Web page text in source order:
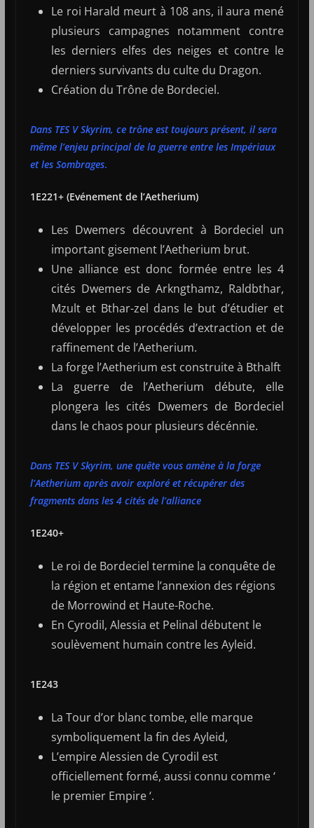
Le roi Harald meurt à 108 ans, il aura mené
plusieurs campagnes notamment contre
les derniers elfes des neiges et contre le
derniers survivants du culte du Dragon.
Création du Trône de Bordeciel.
Dans TES V Skyrim, ce trône est toujours présent, il sera
même l’enjeu principal de la guerre entre les Impériaux
et les Sombrages.
1E221+ (Evénement de l’Aetherium)
Les Dwemers découvrent à Bordeciel un
important gisement l’Aetherium brut.
Une alliance est donc formée entre les 4
cités Dwemers de Arkngthamz, Raldbthar,
Mzult et Bthar-zel dans le but d’étudier et
développer les procédés d’extraction et de
raffinement de l’Aetherium.
La forge l’Aetherium est construite à Bthalft
La guerre de l’Aetherium débute, elle
plongera les cités Dwemers de Bordeciel
dans le chaos pour plusieurs décénnie.
Dans TES V Skyrim, une quête vous amène à la forge
l’Aetherium après avoir exploré et récupérer des
fragments dans les 4 cités de l’alliance
1E240+
Le roi de Bordeciel termine la conquête de
la région et entame l’annexion des régions
de Morrowind et Haute-Roche.
En Cyrodil, Alessia et Pelinal débutent le
soulèvement humain contre les Ayleid.
1E243
La Tour d’or blanc tombe, elle marque
symboliquement la fin des Ayleid,
L’empire Alessien de Cyrodil est
officiellement formé, aussi connu comme ‘
le premier Empire ‘.